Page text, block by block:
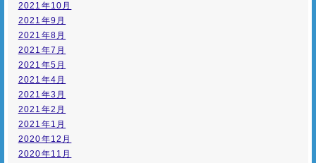
2021年10月
2021年9月
2021年8月
2021年7月
2021年5月
2021年4月
2021年3月
2021年2月
2021年1月
2020年12月
2020年11月